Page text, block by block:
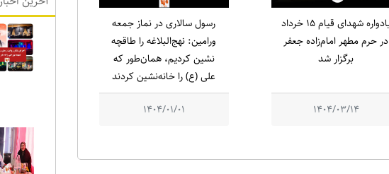
یادواره شهدای قیام ۱۵ خرداد
در حرم مطهر امام‌زاده جعفر
برگزار شد
1404/03/14
رسول سالاری در نماز جمعه
ورامین: نهج‌البلاغه را طاقچه
نشین کردیم، همان‌طور که
علی (ع) را خانه‌نشین کردند
1404/01/01
آخرین